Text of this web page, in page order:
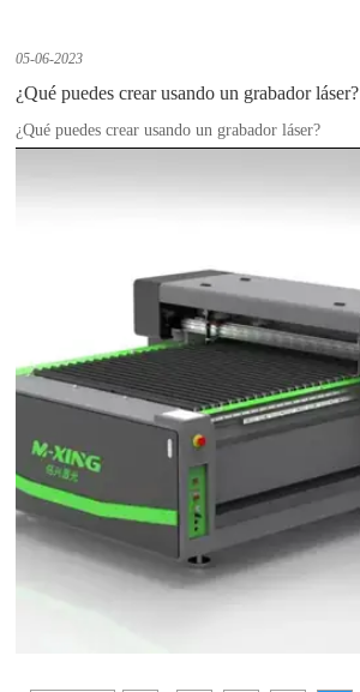
05-06-2023
¿Qué puedes crear usando un grabador láser?
¿Qué puedes crear usando un grabador láser?